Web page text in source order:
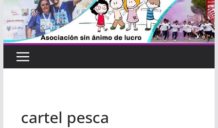
cartel pesca